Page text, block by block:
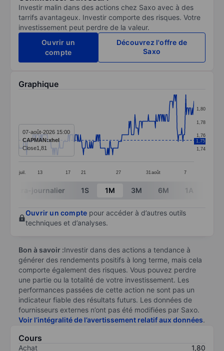
Investir malin dans des actions chez Saxo avec à des
tarrifs avantageux. Investir comporte des risques. Votre
investissement peut perdre de la valeur.
Ouvrir un
compte
Découvrez l'offre de
Saxo
Graphique
Line chart with 301 data points.
The chart has 1 X axis displaying categories.
The chart has 1 Y axis displaying values. Data ranges
juil. 13 17 21 27 31 août 7
1,74
1,76
1,78
1,80
1,75
07-août-2026 15:00
CAPMAN:xhel
Close1,81
End of interactive chart.
Intra-journalier 1S 1M 3M 6M 1A
Ouvrir un compte pour accéder à d’autres outils
techniques et d’analyses.
Bon à savoir :Investir dans des actions a tendance à
générer des rendements positifs à long terme, mais cela
comporte également des risques. Vous pouvez perdre
une partie ou la totalité de votre investissement. Les
performances passées de cette action ne sont pas un
indicateur fiable des résultats futurs. Les données de
fournisseurs externes n’ont pas été modifiées par Saxo.
Voir l’intégralité de l’avertissement relatif aux données.
Cours
Achat
1,80